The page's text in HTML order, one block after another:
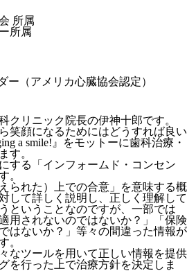
所属
所属
ー（アメリカ心臓協会認定）
クリニック院長の伊神十郎です。
笑顔になるためにはどうすれば良い
a smile!』をモットーに歯科治療・
す。
する「インフォームド・コンセン
。
られた）上での合意」を意味する概
して詳しく説明し、正しく理解して
ということなのですが、一部では
用されないのではないか？」「保険
はないか？」等々の間違った情報が
。
なツールを用いて正しい情報を提供
を行った上で治療方針を決定しま